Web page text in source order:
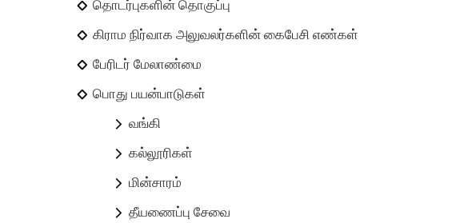
தொடர்புகளின் தொகுப்பு
கிராம நிர்வாக அலுவலர்களின் கைபேசி எண்கள்
பேரிடர் மேலாண்மை
பொது பயன்பாடுகள்
வங்கி
கல்லூரிகள்
மின்சாரம்
தீயணைப்பு சேவை